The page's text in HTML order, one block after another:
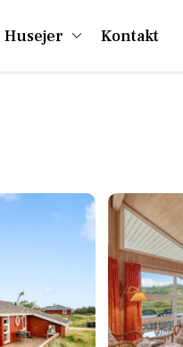
Husejer Kontakt